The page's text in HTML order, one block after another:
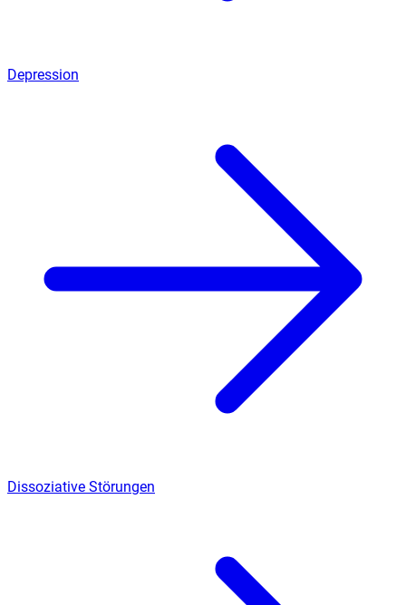
Depression
Dissoziative Störungen